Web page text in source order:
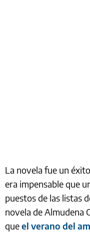
La novela fue un
era impensable que
puestos de las listas
novela de Almudena
queel verano del